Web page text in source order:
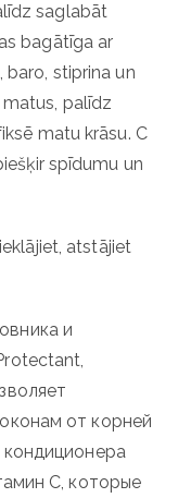
saglabāt
bagātīga ar
stiprina un
palīdz
matu krāsu. C
spīdumu un
atstājiet
и
от корней
С, которые